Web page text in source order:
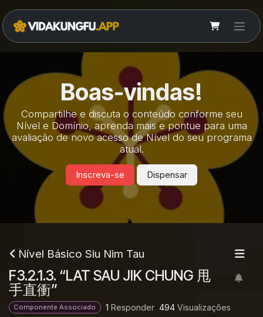
Boas-vindas!
Compartilhe e discuta o conteúdo conforme seu
Nível e Domínio, aprenda mais e pontue para uma
avaliação de novo acesso de Nível do seu programa
atual.
Inscreva-se Dispensar
Nível Básico Siu Nim Tau
F3.2.1.3. “LAT SAU JIK CHUNG 甩
手直衝”
Componente Associado 1 Responder 494 Visualizações